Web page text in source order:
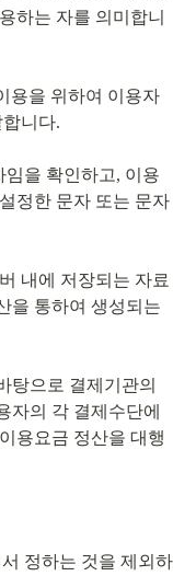
하는 자를 의미합니
용을 위하여 이용자
니다.
을 확인하고, 이용
정한 문자 또는 문자
내에 저장되는 자료
을 통하여 생성되는
탕으로 결제기관의
자의 각 결제수단에
용요금 정산을 대행
정하는 것을 제외하